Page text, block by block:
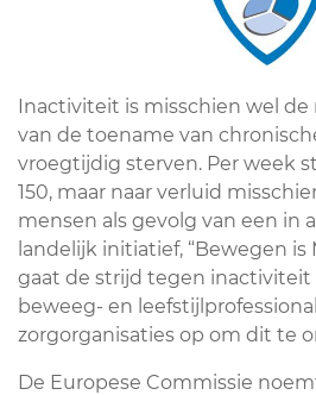
Inactiviteit is misschien wel de
van de toename van
vroegtijdig sterven. Per week
150, maar naar verluid
mensen als gevolg van een in
landelijk initiatief, “Bewegen is
gaat de strijd tegen inactiviteit
beweeg- en
zorgorganisaties op om dit te
De Europese Commissie